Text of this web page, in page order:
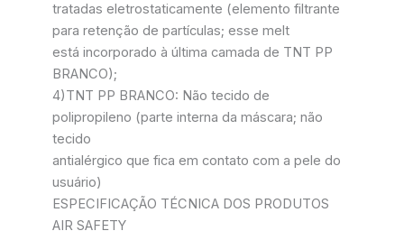
tratadas eletrostaticamente (elemento filtrante
para retenção de partículas; esse melt
está incorporado à última camada de TNT PP
BRANCO);
4)TNT PP BRANCO: Não tecido de
polipropileno (parte interna da máscara; não
tecido
antialérgico que fica em contato com a pele do
usuário)
ESPECIFICAÇÃO TÉCNICA DOS PRODUTOS
AIR SAFETY